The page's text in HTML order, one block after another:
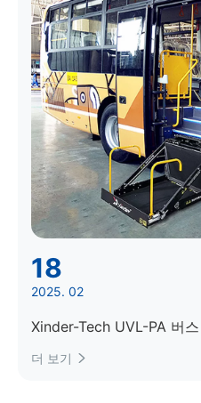
18
2025. 02
Xinder-Tech UVL-PA 버
더 보기 